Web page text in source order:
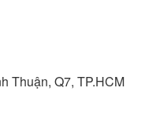
Thuận, Q7, TP.HCM